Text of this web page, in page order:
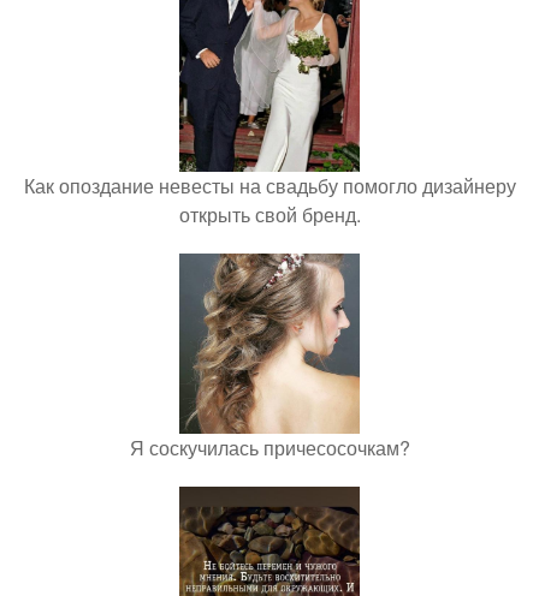
Как опоздание невесты на свадьбу помогло дизайнеру
открыть свой бренд.
Я соскучилась причесосочкам?